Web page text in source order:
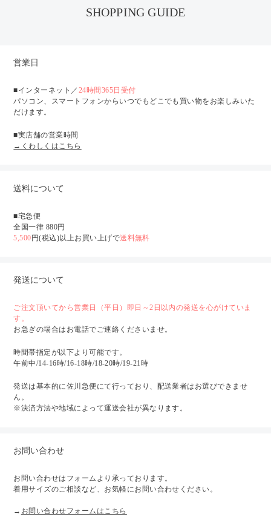
SHOPPING GUIDE
営業日
■インターネット／ 24時間365日受付
パソコン、スマートフォンからいつでもどこでも買い物をお楽しみいた
だけます。
■実店舗の営業時間
→くわしくはこちら
送料について
■宅急便
全国一律 880円
5,500円(税込)以上お買い上げで送料無料
発送について
ご注文頂いてから営業日（平日）即日～2日以内の発送を心がけていま
す。
お急ぎの場合はお電話でご連絡くださいませ。
時間帯指定が以下より可能です。
午前中/14-16時/16-18時/18-20時/19-21時
発送は基本的に佐川急便にて行っており、配送業者はお選びできませ
ん。
※決済方法や地域によって運送会社が異なります。
お問い合わせ
お問い合わせはフォームより承っております。
着用サイズのご相談など、お気軽にお問い合わせください。
→ お問い合わせフォームはこちら